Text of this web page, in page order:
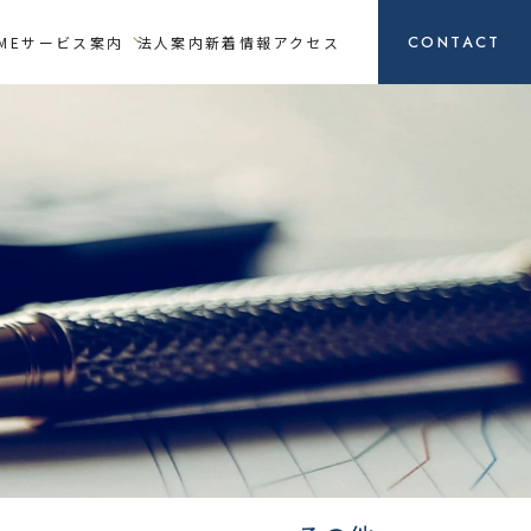
サービス案内 法人案内新着情報 アクセス CONTACT